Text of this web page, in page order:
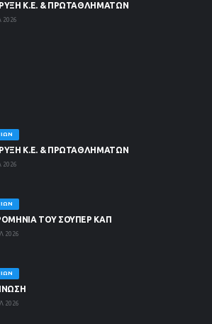
Κ.Ε. & ΠΡΩΤΑΘΛΗΜΑΤΩΝ
2026
Κ.Ε. & ΠΡΩΤΑΘΛΗΜΑΤΩΝ
2026
ΤΟΥ ΣΟΥΠΕΡ ΚΑΠ
2026
2026